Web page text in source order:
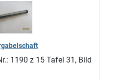
1190 z 15 Tafel 31, Bild